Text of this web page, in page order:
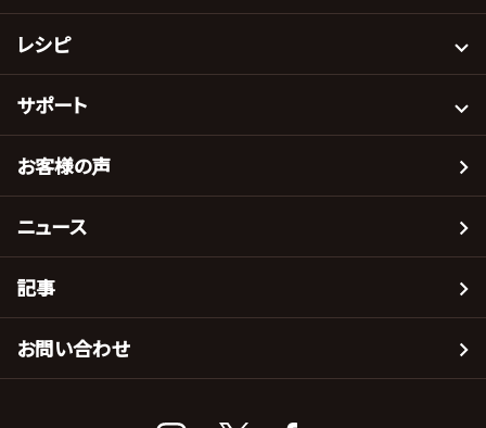
レシピ
サポート
お客様の声
ニュース
記事
お問い合わせ